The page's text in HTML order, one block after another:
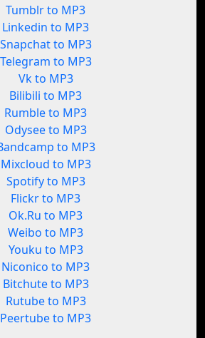
Tumblr to MP3
Linkedin to MP3
Snapchat to MP3
Telegram to MP3
Vk to MP3
Bilibili to MP3
Rumble to MP3
Odysee to MP3
to MP3
Mixcloud to MP3
Spotify to MP3
Flickr to MP3
Ok.Ru to MP3
Weibo to MP3
Youku to MP3
Niconico to MP3
Bitchute to MP3
Rutube to MP3
Peertube to MP3